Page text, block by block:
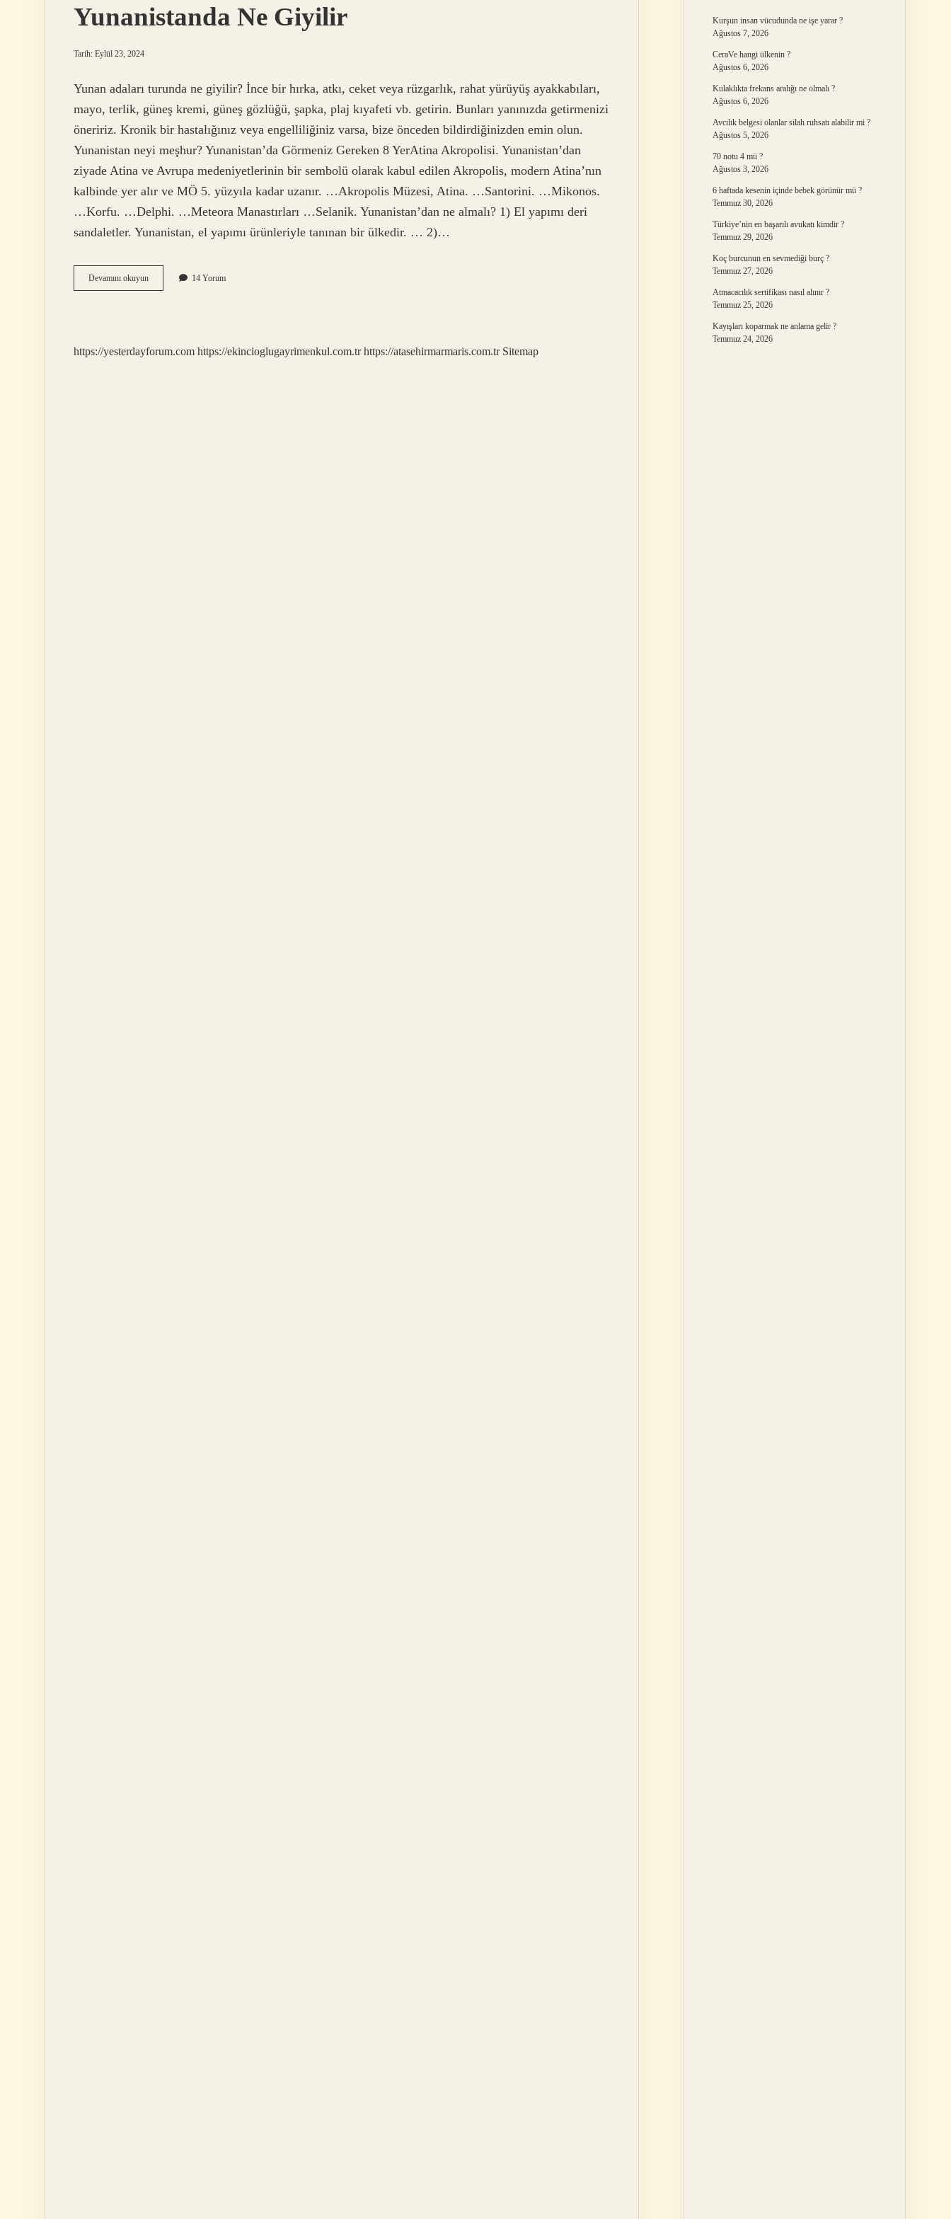
Yunanistanda Ne Giyilir
Tarih: Eylül 23, 2024
Yunan adaları turunda ne giyilir? İnce bir hırka, atkı, ceket veya rüzgarlık, rahat yürüyüş ayakkabıları,
mayo, terlik, güneş kremi, güneş gözlüğü, şapka, plaj kıyafeti vb. getirin. Bunları yanınızda getirmenizi
öneririz. Kronik bir hastalığınız veya engelliliğiniz varsa, bize önceden bildirdiğinizden emin olun.
Yunanistan neyi meşhur? Yunanistan’da Görmeniz Gereken 8 YerAtina Akropolisi. Yunanistan’dan
ziyade Atina ve Avrupa medeniyetlerinin bir sembolü olarak kabul edilen Akropolis, modern Atina’nın
kalbinde yer alır ve MÖ 5. yüzyıla kadar uzanır. …Akropolis Müzesi, Atina. …Santorini. …Mikonos.
…Korfu. …Delphi. …Meteora Manastırları …Selanik. Yunanistan’dan ne almalı? 1) El yapımı deri
sandaletler. Yunanistan, el yapımı ürünleriyle tanınan bir ülkedir. … 2)…
Devamını okuyunYunanistanda
Ne
14 Yorum
https://yesterdayforum.com https://ekincioglugayrimenkul.com.tr https://atasehirmarmaris.com.tr Sitemap
Kurşun insan vücudunda ne işe yarar ?
Ağustos 7, 2026
CeraVe hangi ülkenin ?
Ağustos 6, 2026
Kulaklıkta frekans aralığı ne olmalı ?
Ağustos 6, 2026
Avcılık belgesi olanlar silah ruhsatı alabilir mi ?
Ağustos 5, 2026
70 notu 4 mü ?
Ağustos 3, 2026
6 haftada kesenin içinde bebek görünür mü ?
Temmuz 30, 2026
Türkiye’nin en başarılı avukatı kimdir ?
Temmuz 29, 2026
Koç burcunun en sevmediği burç ?
Temmuz 27, 2026
Atmacacılık sertifikası nasıl alınır ?
Temmuz 25, 2026
Kayışları koparmak ne anlama gelir ?
Temmuz 24, 2026